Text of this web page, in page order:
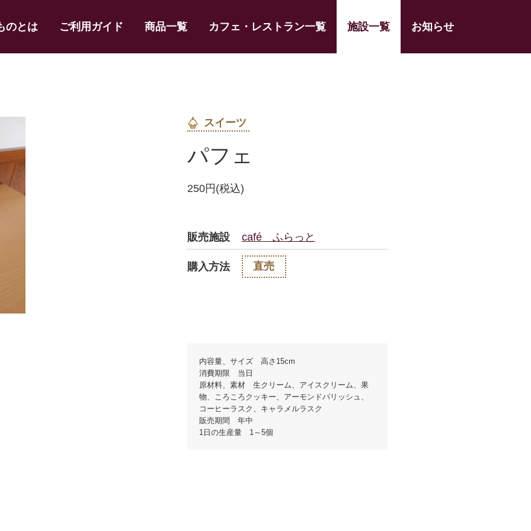
のとは ご利用ガイド 商品一覧 カフェ・レストラン一覧 施設一覧 お知らせ
スイーツ
パフェ
250円(税込)
販売施設 café ふらっと
購入方法 直売
内容量、サイズ 高さ15cm
消費期限 当日
原材料、素材 生クリーム、アイスクリーム、果
物、ころころクッキー、アーモンドパリッシュ、
コーヒーラスク、キャラメルラスク
販売期間 年中
1日の生産量 1～5個